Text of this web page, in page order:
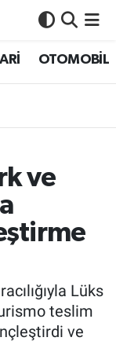
OTOMOBİL
ve
Lüks
teslim
ve